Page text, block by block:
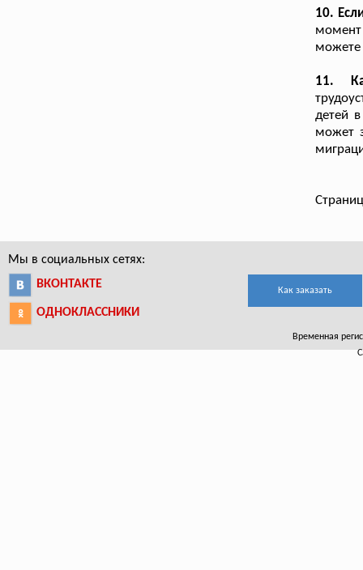
10.
можете
11.
детей
может
Мы в социальных сетях:
ВКОНТАКТЕ
ОДНОКЛАССНИКИ
Как заказать
Временная